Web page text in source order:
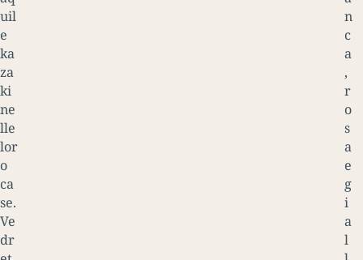
uil
e
ka
za
ki
ne
lle
lor
o
ca
se.
Ve
dr
n
c
a
,
r
o
s
a
e
g
i
a
l